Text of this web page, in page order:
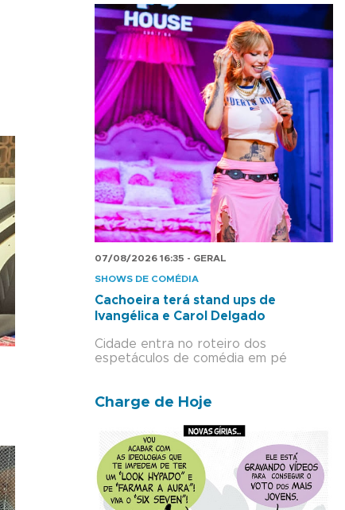
07/08/2026 16:35 - GERAL
SHOWS DE COMÉDIA
Cachoeira terá stand ups de
Ivangélica e Carol Delgado
Cidade entra no roteiro dos
espetáculos de comédia em pé
Charge de Hoje